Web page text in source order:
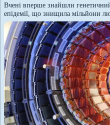
Вчені вперше знайшли
епідемії, що знищила мільйони